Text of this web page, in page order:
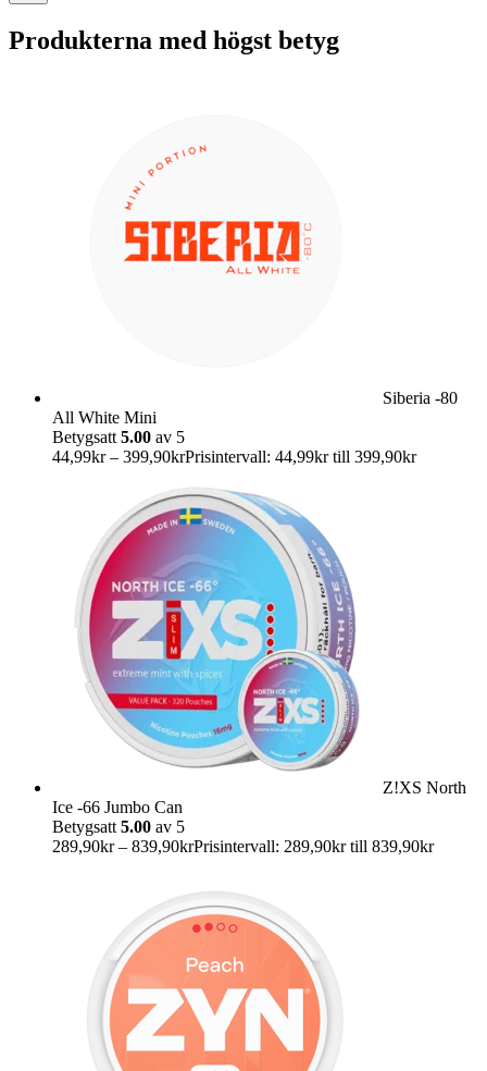
Produkterna med högst betyg
Siberia -80
All White Mini
Betygsatt 5.00 av 5
44,99kr – 399,90krPrisintervall: 44,99kr till 399,90kr
Z!XS North
Ice -66 Jumbo Can
Betygsatt 5.00 av 5
289,90kr – 839,90krPrisintervall: 289,90kr till 839,90kr